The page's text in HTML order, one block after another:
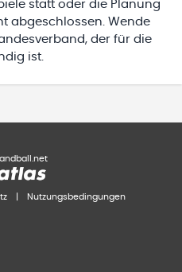
statt oder die Planung
abgeschlossen. Wende
der für die
ist.
Nutzungsbedingungen